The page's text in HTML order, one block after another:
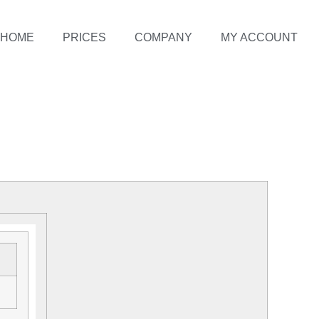
HOME PRICES COMPANY MY ACCOUNT